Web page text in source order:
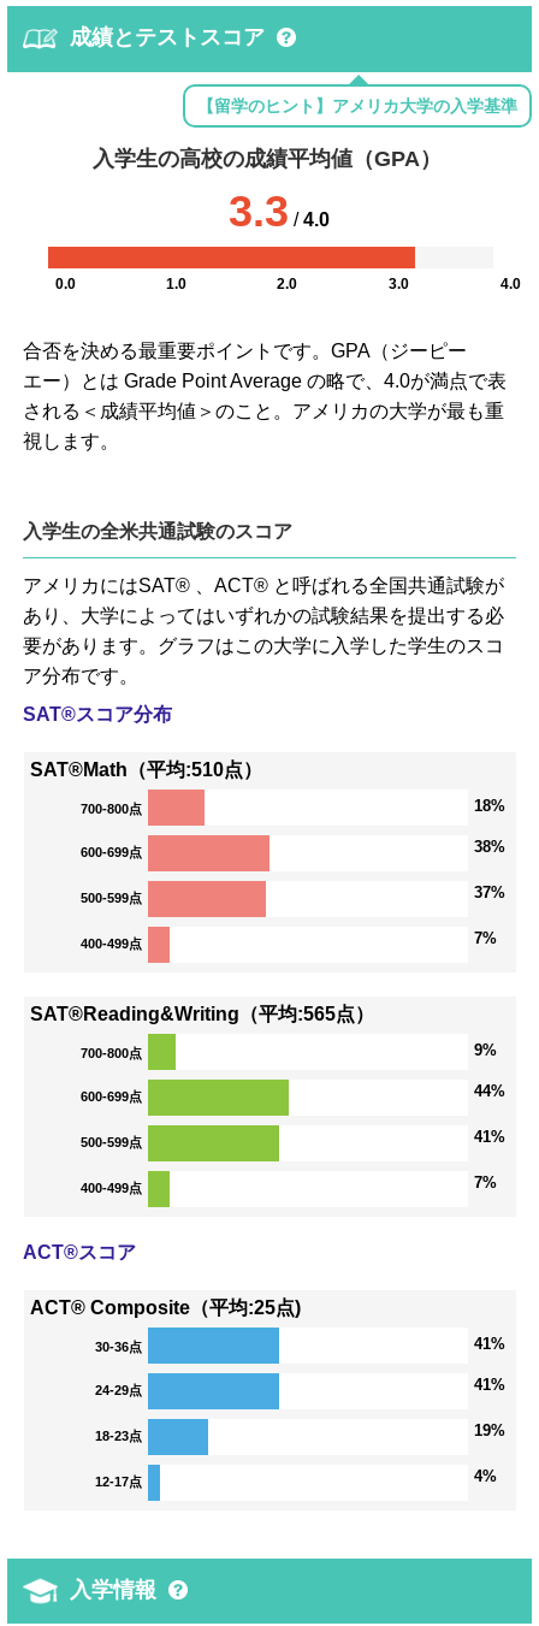
成績とテストスコア
【留学のヒント】アメリカ大学の入学基準
入学生の高校の成績平均値（GPA）
3.3 /4.0
0.0 1.0 2.0 3.0 4.0
合否を決める最重要ポイントです。GPA（ジーピー
エー）とは Grade Point Average の略で、4.0が満点で表
される＜成績平均値＞のこと。アメリカの大学が最も重
視します。
入学生の全米共通試験のスコア
アメリカにはSAT® 、ACT® と呼ばれる全国共通試験が
あり、大学によってはいずれかの試験結果を提出する必
要があります。グラフはこの大学に入学した学生のスコ
ア分布です。
SAT®スコア分布
SAT®Math（平均:510点）
700-800点 18%
600-699点 38%
500-599点 37%
400-499点 7%
SAT®Reading&Writing（平均:565点）
700-800点 9%
600-699点 44%
500-599点 41%
400-499点 7%
ACT®スコア
ACT® Composite（平均:25点)
30-36点 41%
24-29点 41%
18-23点 19%
12-17点 4%
入学情報